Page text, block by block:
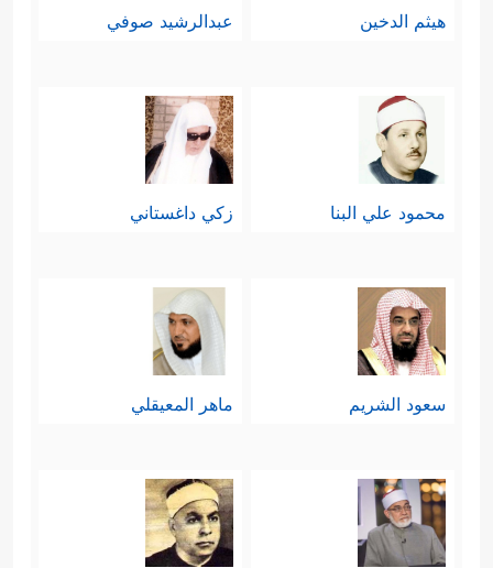
هيثم الدخين عبدالرشيد صوفي
محمود علي البنا زكي داغستاني
سعود الشريم ماهر المعيقلي